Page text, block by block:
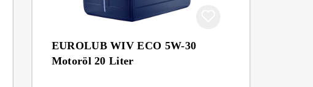
EUROLUB WIV ECO 5W-30
Motoröl 20 Liter